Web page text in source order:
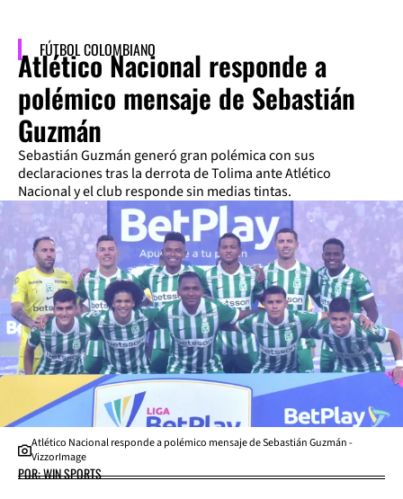
FÚTBOL COLOMBIANO
Atlético Nacional responde a
polémico mensaje de Sebastián
Guzmán
Sebastián Guzmán generó gran polémica con sus
declaraciones tras la derrota de Tolima ante Atlético
Nacional y el club responde sin medias tintas.
Atlético Nacional responde a polémico mensaje de Sebastián Guzmán -
VizzorImage
POR: WIN SPORTS